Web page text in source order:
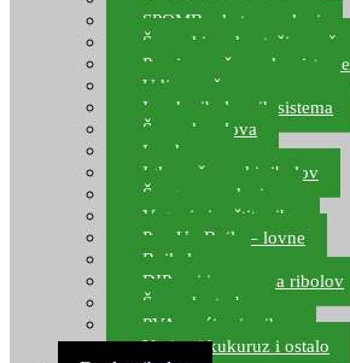
SPOMB rakete, markeri
Šaranski podmetači, mreže
Pernice za šaranske sisteme
Udice za šarana, amura
Izrada ribolovnih sistema
Šaranska olova
Leadcore
Igle za šaranski ribolov
Špage, upredenice
Vaganje i zaštita ribe
Pop Up Boile – lovne
Boile lovne
DIP-ovi i arome za ribolov
Šaranske torbe
PVA vrećice i pribor
Umjetni kukuruz i ostalo